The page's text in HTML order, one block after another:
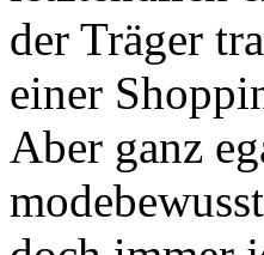
der Träger
einer
Aber ganz